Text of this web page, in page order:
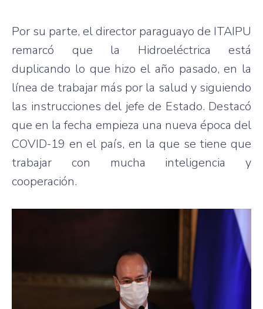
Por su parte, el director paraguayo de ITAIPU
remarcó que la Hidroeléctrica está
duplicando lo que hizo el año pasado, en la
línea de trabajar más por la salud y siguiendo
las instrucciones del jefe de Estado. Destacó
que en la fecha empieza una nueva época del
COVID-19 en el país, en la que se tiene que
trabajar con mucha inteligencia y
cooperación.